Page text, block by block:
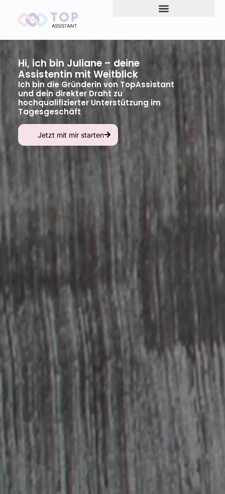
Hi, ich bin Juliane – deine
Assistentin mit Weitblick
Ich bin die Gründerin von TopAssistant
und dein direkter Draht zu
hochqualifizierter Unterstützung im
Tagesgeschäft
Jetzt mit mir starten